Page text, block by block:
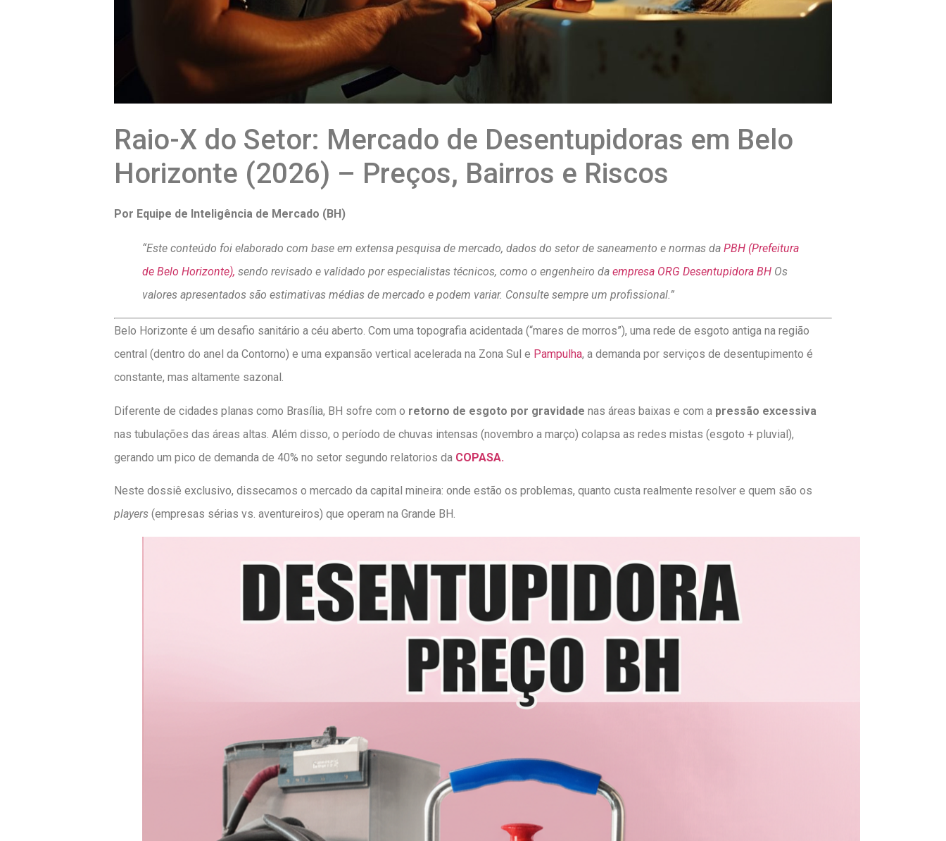
Raio-X do Setor: Mercado de Desentupidoras em Belo
Horizonte (2026) – Preços, Bairros e Riscos
Por Equipe de Inteligência de Mercado (BH)
“Este conteúdo foi elaborado com base em extensa pesquisa de mercado, dados do setor de saneamento e normas da PBH (Prefeitura
de Belo Horizonte), sendo revisado e validado por especialistas técnicos, como o engenheiro da empresa ORG Desentupidora BH Os
valores apresentados são estimativas médias de mercado e podem variar. Consulte sempre um profissional.”
Belo Horizonte é um desafio sanitário a céu aberto. Com uma topografia acidentada (“mares de morros”), uma rede de esgoto antiga na região
central (dentro do anel da Contorno) e uma expansão vertical acelerada na Zona Sul e Pampulha, a demanda por serviços de desentupimento é
constante, mas altamente sazonal.
Diferente de cidades planas como Brasília, BH sofre com o retorno de esgoto por gravidade nas áreas baixas e com a pressão excessiva
nas tubulações das áreas altas. Além disso, o período de chuvas intensas (novembro a março) colapsa as redes mistas (esgoto + pluvial),
gerando um pico de demanda de 40% no setor segundo relatorios da COPASA.
Neste dossiê exclusivo, dissecamos o mercado da capital mineira: onde estão os problemas, quanto custa realmente resolver e quem são os
players (empresas sérias vs. aventureiros) que operam na Grande BH.